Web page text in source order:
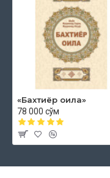
«Бахтиёр оила»
78 000 сўм